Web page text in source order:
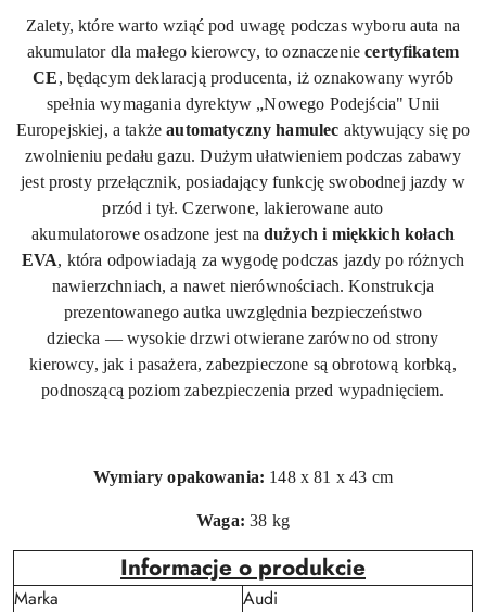
Zalety, które warto wziąć pod uwagę podczas wyboru auta na
akumulator dla małego kierowcy, to oznaczeniecertyfikatem
CE, będącym deklaracją producenta, iż oznakowany wyrób
spełnia wymagania dyrektyw „Nowego Podejścia" Unii
Europejskiej, a takżeautomatyczny hamulec aktywujący się po
zwolnieniu pedału gazu. Dużym ułatwieniem podczas zabawy
jest prosty przełącznik, posiadający funkcję swobodnej jazdy w
przód i tył. Czerwone, lakierowane auto
akumulatorowe osadzone jest nadużych i miękkich kołach
EVA, która odpowiadają za wygodę podczas jazdy po różnych
nawierzchniach, a nawet nierównościach. Konstrukcja
prezentowanego autka uwzględnia bezpieczeństwo
dziecka — wysokie drzwi otwierane zarówno od strony
kierowcy, jak i pasażera, zabezpieczone są obrotową korbką,
podnoszącą poziom zabezpieczenia przed wypadnięciem.
Wymiary opakowania: 148x 81 x 43 cm
Waga: 38 kg
Informacje o produkcie
Marka
Audi